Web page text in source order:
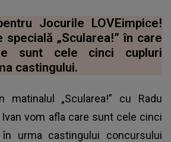
Jocurile LOVEimpice!
„Scularea!” în care
sunt cele cinci cupluri
castingului.
matinalul „Scularea!” cu Radu
vom afla care sunt cele cinci
urma castingului concursului